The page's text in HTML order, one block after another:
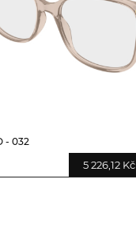
- 032
5 226,12 Kč